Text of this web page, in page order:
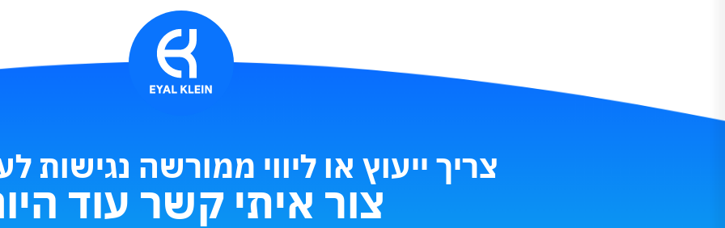
צריך ייעוץ או ליווי ממורשה נגישות
צור איתי קשר עוד